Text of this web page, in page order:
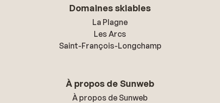
Domaines skiables
La Plagne
Les Arcs
Saint-François-Longchamp
À propos de Sunweb
À propos de Sunweb